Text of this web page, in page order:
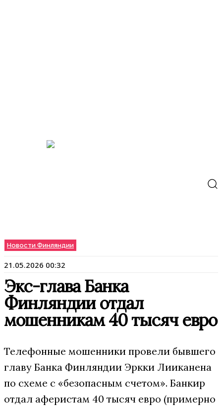
Новости Финляндии
21.05.2026 00:32
Экс-глава Банка
Финляндии отдал
мошенникам 40 тысяч евро
Телефонные мошенники провели бывшего
главу Банка Финляндии Эркки Лииканена
по схеме с «безопасным счетом». Банкир
отдал аферистам 40 тысяч евро (примерно